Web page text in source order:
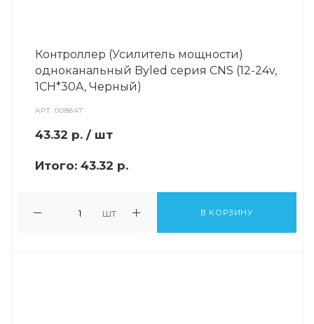
Контроллер (Усилитель мощности)
одноканальный Byled серия CNS (12-24v,
1CH*30A, Черный)
АРТ.008847
43.32 р. / шт
Итого: 43.32 р.
шт В КОРЗИНУ